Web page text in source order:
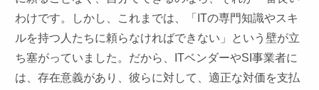
わけです。しかし、これまでは、「ITの専門知識やスキ
ルを持つ人たちに頼らなければできない」という壁が立
ち塞がっていました。だから、ITベンダーやSI事業者に
は、存在意義があり、彼らに対して、適正な対価を支払